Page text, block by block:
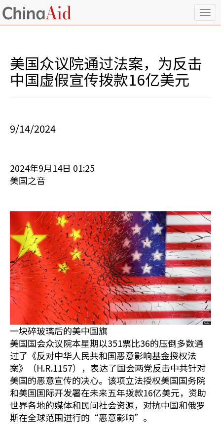
T
o
美国众议院通过法案，为反击
中国虚假宣传拨款16亿美元
9/14/2024
2024年9月14日 01:25
美国之音
一块碎玻璃后的美中国旗
美国国会众议院本星期以351票比36的压倒多数通
过了《反对中华人民共和国恶意影响基金授权法
案》（H.R.1157），表达了国会两党反击中共针对
美国的恶意宣传的决心。该项立法授权美国国务院
和美国国际开发署在未来五年拨款16亿美元，资助
世界各地的媒体和民间社会资源，对抗中国和俄罗
斯在全球范围进行的“恶意影响”。